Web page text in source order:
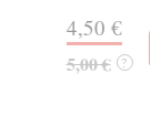
4,50 €
5,00 € ?